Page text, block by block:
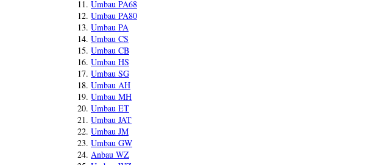
Umbau PA68
Umbau PA80
Umbau PA
Umbau CS
Umbau CB
Umbau HS
Umbau SG
Umbau AH
Umbau MH
Umbau ET
Umbau JAT
Umbau JM
Umbau GW
Anbau WZ